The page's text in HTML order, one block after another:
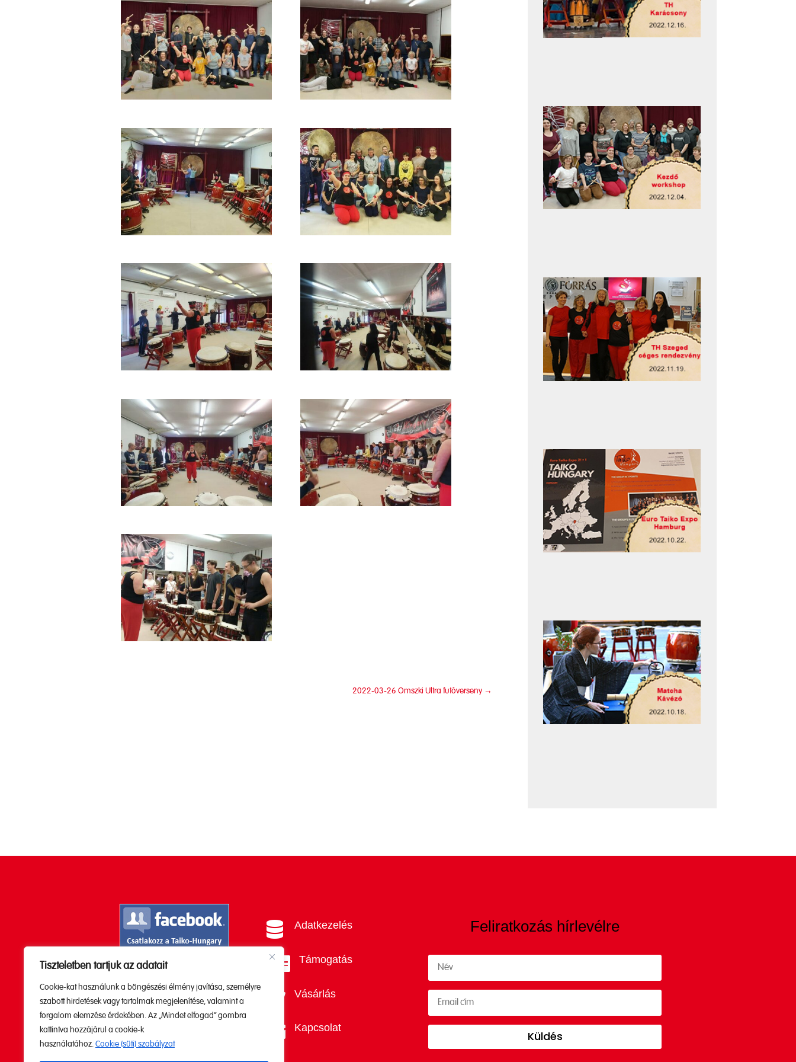
Tiszteletben tartjuk az adatait
Cookie-kat használunk a böngészési élmény javítása, személyre
szabott hirdetések vagy tartalmak megjelenítése, valamint a
forgalom elemzése érdekében. Az „Mindet elfogad” gombra
kattintva hozzájárul a cookie-k
használatához. Cookie (süti) szabályzat
2022-03-26 Omszki Ultra futóverseny →

csatornánkat!
 Adatkezelés
 Támogatás
 Vásárlás
 Kapcsolat
Feliratkozás hírlevélre
Küldés